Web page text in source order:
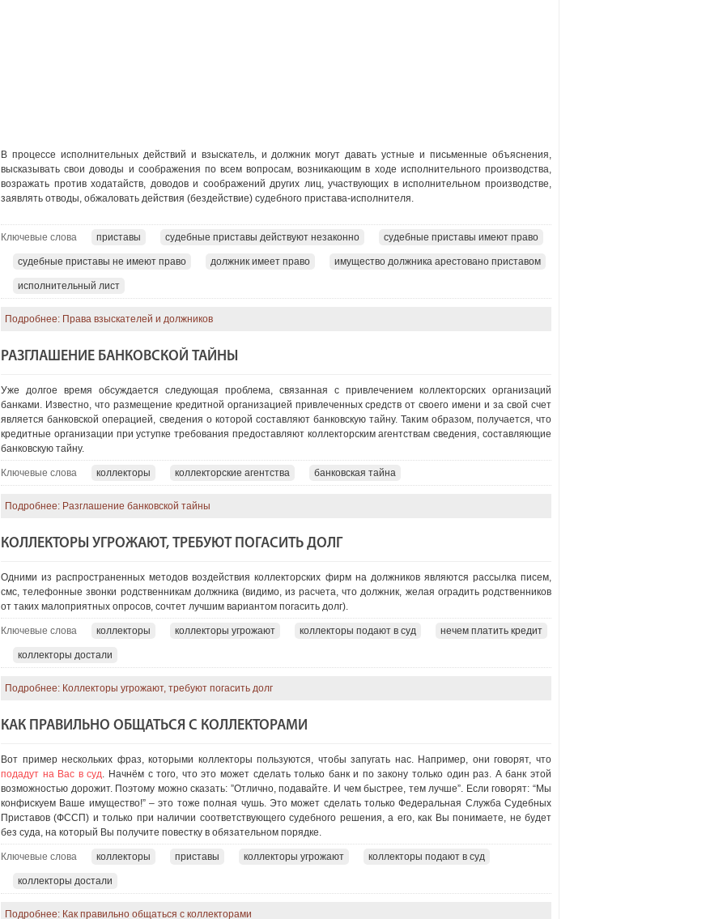
В процессе исполнительных действий и взыскатель, и должник могут давать устные и письменные объяснения,
высказывать свои доводы и соображения по всем вопросам, возникающим в ходе исполнительного производства,
возражать против ходатайств, доводов и соображений других лиц, участвующих в исполнительном производстве,
заявлять отводы, обжаловать действия (бездействие) судебного пристава-исполнителя.
Ключевые слова приставы судебные приставы действуют незаконно судебные приставы имеют право
судебные приставы не имеют право должник имеет право имущество должника арестовано приставом
исполнительный лист
Подробнее: Права взыскателей и должников
РАЗГЛАШЕНИЕ БАНКОВСКОЙ ТАЙНЫ
Уже долгое время обсуждается следующая проблема, связанная с привлечением коллекторских организаций
банками. Известно, что размещение кредитной организацией привлеченных средств от своего имени и за свой счет
является банковской операцией, сведения о которой составляют банковскую тайну. Таким образом, получается, что
кредитные организации при уступке требования предоставляют коллекторским агентствам сведения, составляющие
банковскую тайну.
Ключевые слова коллекторы коллекторские агентства банковская тайна
Подробнее: Разглашение банковской тайны
КОЛЛЕКТОРЫ УГРОЖАЮТ, ТРЕБУЮТ ПОГАСИТЬ ДОЛГ
Одними из распространенных методов воздействия коллекторских фирм на должников являются рассылка писем,
смс, телефонные звонки родственникам должника (видимо, из расчета, что должник, желая оградить родственников
от таких малоприятных опросов, сочтет лучшим вариантом погасить долг).
Ключевые слова коллекторы коллекторы угрожают коллекторы подают в суд нечем платить кредит
коллекторы достали
Подробнее: Коллекторы угрожают, требуют погасить долг
КАК ПРАВИЛЬНО ОБЩАТЬСЯ С КОЛЛЕКТОРАМИ
Вот пример нескольких фраз, которыми коллекторы пользуются, чтобы запугать нас. Например, они говорят, что
подадут на Вас в суд. Начнём с того, что это может сделать только банк и по закону только один раз. А банк этой
возможностью дорожит. Поэтому можно сказать: ”Отлично, подавайте. И чем быстрее, тем лучше”. Если говорят: “Мы
конфискуем Ваше имущество!” – это тоже полная чушь. Это может сделать только Федеральная Служба Судебных
Приставов (ФССП) и только при наличии соответствующего судебного решения, а его, как Вы понимаете, не будет
без суда, на который Вы получите повестку в обязательном порядке.
Ключевые слова коллекторы приставы коллекторы угрожают коллекторы подают в суд
коллекторы достали
Подробнее: Как правильно общаться с коллекторами